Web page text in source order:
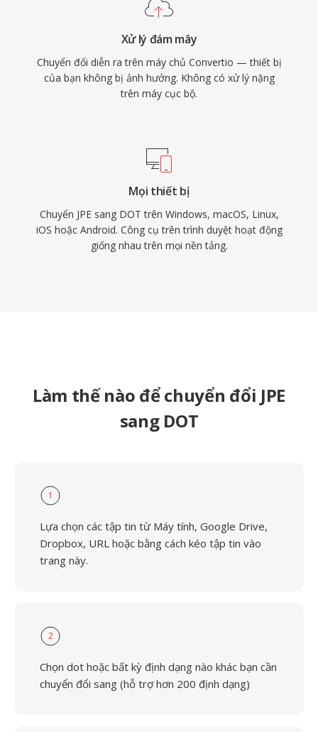
Xử lý đám mây
Chuyển đổi diễn ra trên máy chủ Convertio — thiết bị
của bạn không bị ảnh hưởng. Không có xử lý nặng
trên máy cục bộ.
Mọi thiết bị
Chuyển JPE sang DOT trên Windows, macOS, Linux,
iOS hoặc Android. Công cụ trên trình duyệt hoạt động
giống nhau trên mọi nền tảng.
Làm thế nào để chuyển đổi JPE
sang DOT
1
Lựa chọn các tập tin từ Máy tính, Google Drive,
Dropbox, URL hoặc bằng cách kéo tập tin vào
trang này.
2
Chọn dot hoặc bất kỳ định dạng nào khác bạn cần
chuyển đổi sang (hỗ trợ hơn 200 định dạng)